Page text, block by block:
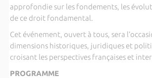
approfondie sur les fondements, les
de ce droit fondamental.
Cet événement, ouvert à tous, sera
dimensions historiques, juridiques et
croisant les perspectives françaises et
PROGRAMME